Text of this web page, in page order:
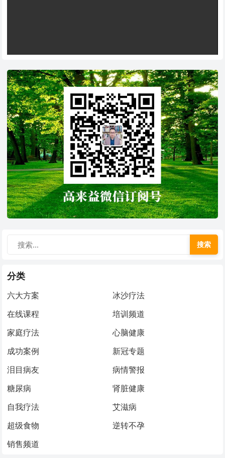
搜索
分类
六大方案
冰沙疗法
在线课程
培训频道
家庭疗法
心脑健康
成功案例
新冠专题
泪目病友
病情警报
糖尿病
肾脏健康
自我疗法
艾滋病
超级食物
逆转不孕
销售频道